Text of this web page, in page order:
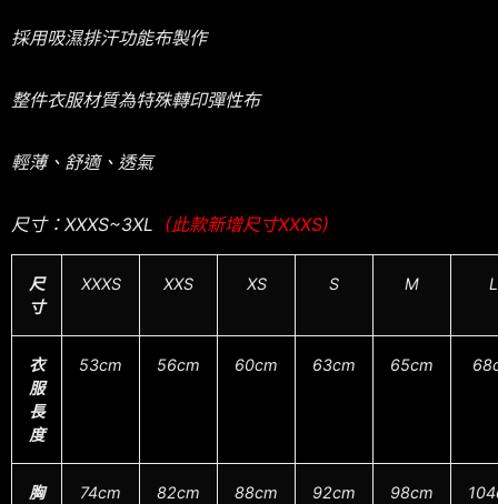
採用吸濕排汗功能布製作
整件衣服材質為特殊轉印彈性布
輕薄、舒適、透氣
尺寸：XXXS~3XL (此款新增尺寸XXXS)
尺
寸
XXXS XXS XS S M L
衣
服
長
度
53cm 56cm 60cm 63cm 65cm
胸
74cm 82cm 88cm 92cm 98cm